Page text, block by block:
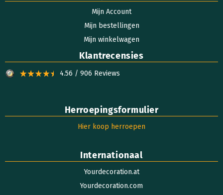
Mijn Account
Mijn bestellingen
Mijn winkelwagen
Klantrecensies
4.56 / 906 Reviews
Herroepingsformulier
Hier koop herroepen
Internationaal
Yourdecoration.at
Yourdecoration.com